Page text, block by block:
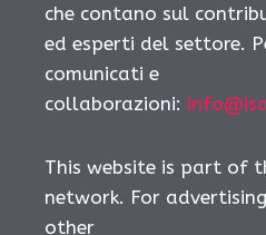
che contano sul
ed esperti del settore.
comunicati e
collaborazioni:
This website is part of
network. For
other